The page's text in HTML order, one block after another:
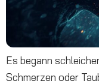
Es begann
Schmerzen oder